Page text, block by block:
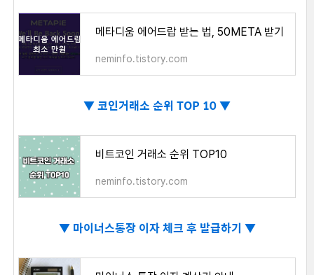
메타디움 에어드랍 받는 법, 50META 받기
neminfo.tistory.com
▼코인거래소 순위 TOP 10 ▼
비트코인 거래소 순위 TOP10
neminfo.tistory.com
▼마이너스통장 이자 체크 후 발급하기 ▼